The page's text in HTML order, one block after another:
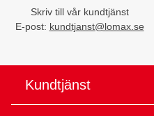
Skriv till vår kundtjänst
E-post: kundtjanst@lomax.se
Kundtjänst